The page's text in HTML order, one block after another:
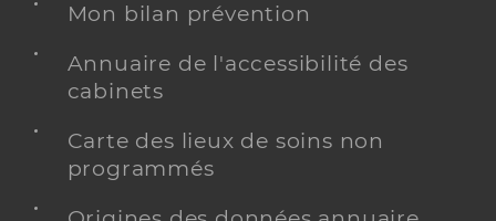
Mon bilan prévention
Annuaire de l'accessibilité des
cabinets
Carte des lieux de soins non
programmés